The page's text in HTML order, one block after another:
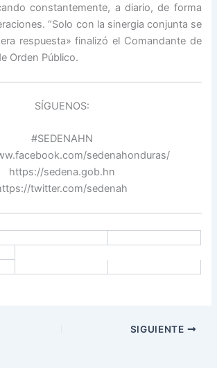
constantemente, a diario, de forma
“Solo con la sinergia conjunta se
respuesta» finalizó el Comandante de
Orden Público.
SÍGUENOS:
#SEDENAHN
sedenahonduras/
https://sedena.gob.hn
twitter.com/sedenah
SIGUIENTE